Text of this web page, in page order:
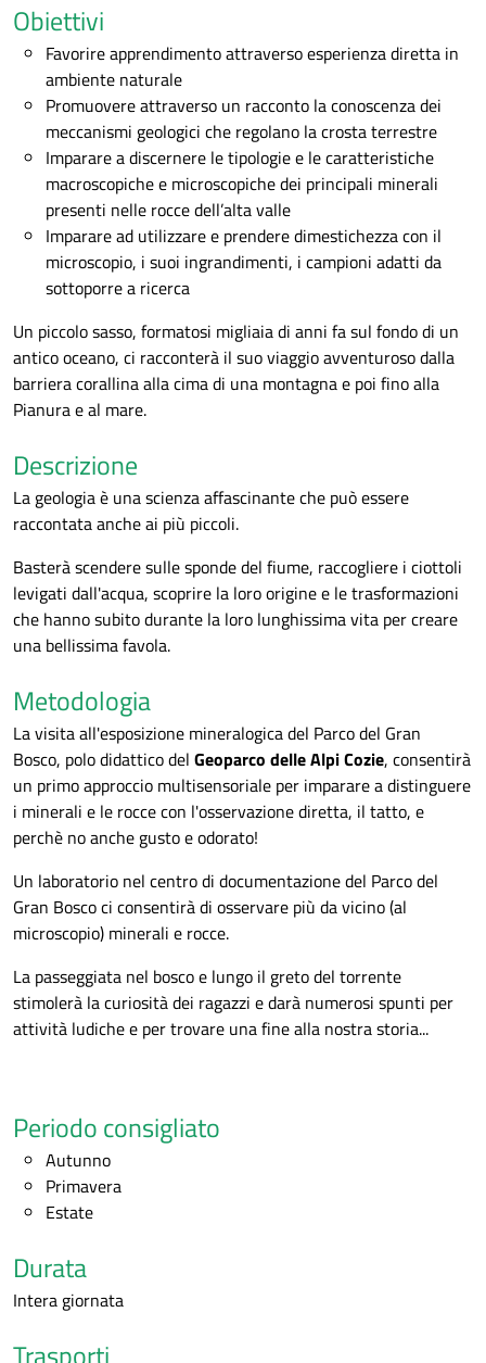
Obiettivi
Favorire apprendimento attraverso esperienza diretta in
ambiente naturale
Promuovere attraverso un racconto la conoscenza dei
meccanismi geologici che regolano la crosta terrestre
Imparare a discernere le tipologie e le caratteristiche
macroscopiche e microscopiche dei principali minerali
presenti nelle rocce dell’alta valle
Imparare ad utilizzare e prendere dimestichezza con il
microscopio, i suoi ingrandimenti, i campioni adatti da
sottoporre a ricerca
Un piccolo sasso, formatosi migliaia di anni fa sul fondo di un
antico oceano, ci racconterà il suo viaggio avventuroso dalla
barriera corallina alla cima di una montagna e poi fino alla
Pianura e al mare.
Descrizione
La geologia è una scienza affascinante che può essere
raccontata anche ai più piccoli.
Basterà scendere sulle sponde del fiume, raccogliere i ciottoli
levigati dall'acqua, scoprire la loro origine e le trasformazioni
che hanno subito durante la loro lunghissima vita per creare
una bellissima favola.
Metodologia
La visita all'esposizione mineralogica del Parco del Gran
Bosco, polo didattico del Geoparco delle Alpi Cozie, consentirà
un primo approccio multisensoriale per imparare a distinguere
i minerali e le rocce con l'osservazione diretta, il tatto, e
perchè no anche gusto e odorato!
Un laboratorio nel centro di documentazione del Parco del
Gran Bosco ci consentirà di osservare più da vicino (al
microscopio) minerali e rocce.
La passeggiata nel bosco e lungo il greto del torrente
stimolerà la curiosità dei ragazzi e darà numerosi spunti per
attività ludiche e per trovare una fine alla nostra storia...
Periodo consigliato
Autunno
Primavera
Estate
Durata
Intera giornata